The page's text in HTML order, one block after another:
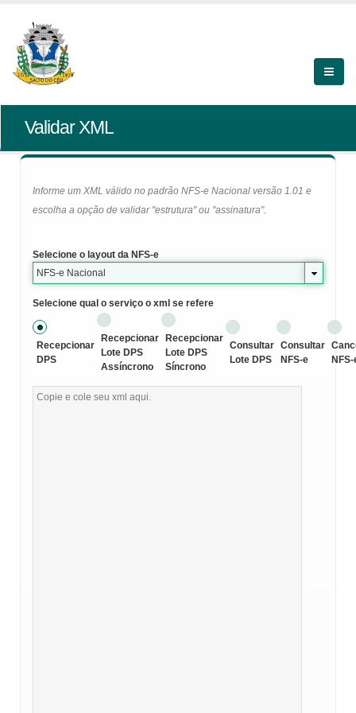
Validar XML
Informe um XML válido no padrão NFS-e Nacional versão 1.01 e
escolha a opção de validar "estrutura" ou "assinatura".
Selecione o layout da NFS-e
NFS-e Nacional
Selecione qual o serviço o xml se refere
Recepcionar
DPS
Recepcionar
Lote DPS
Assíncrono
Recepcionar
Lote DPS
Síncrono
Consultar
Lote DPS
Consultar
NFS-e
NFS-